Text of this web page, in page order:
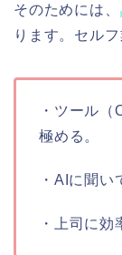
そのためには、
ります。セル
・ツール
極める。
・AIに聞い
・上司に効